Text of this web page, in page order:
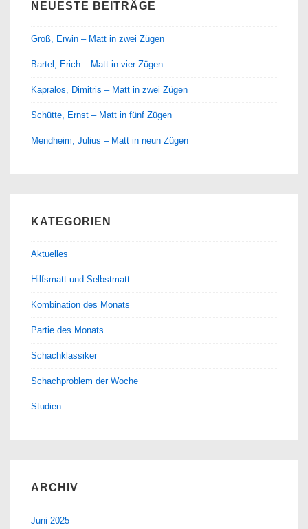
NEUESTE BEITRÄGE
Groß, Erwin – Matt in zwei Zügen
Bartel, Erich – Matt in vier Zügen
Kapralos, Dimitris – Matt in zwei Zügen
Schütte, Ernst – Matt in fünf Zügen
Mendheim, Julius – Matt in neun Zügen
KATEGORIEN
Aktuelles
Hilfsmatt und Selbstmatt
Kombination des Monats
Partie des Monats
Schachklassiker
Schachproblem der Woche
Studien
ARCHIV
Juni 2025